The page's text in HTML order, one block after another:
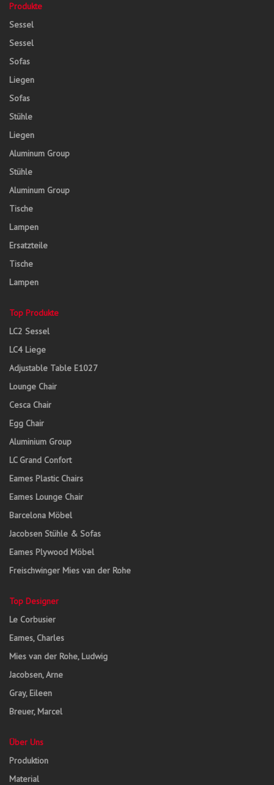
Produkte
Sessel
Sessel
Sofas
Liegen
Sofas
Stühle
Liegen
Aluminum Group
Stühle
Aluminum Group
Tische
Lampen
Ersatzteile
Tische
Lampen
Top Produkte
LC2 Sessel
LC4 Liege
Adjustable Table E1027
Lounge Chair
Cesca Chair
Egg Chair
Aluminium Group
LC Grand Confort
Eames Plastic Chairs
Eames Lounge Chair
Barcelona Möbel
Jacobsen Stühle & Sofas
Eames Plywood Möbel
Freischwinger Mies van der Rohe
Top Designer
Le Corbusier
Eames, Charles
Mies van der Rohe, Ludwig
Jacobsen, Arne
Gray, Eileen
Breuer, Marcel
Über Uns
Produktion
Material